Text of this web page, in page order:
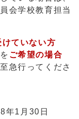
会学校教育担当
けていない方
ご希望の場合
急行ってくださ
年1月30日